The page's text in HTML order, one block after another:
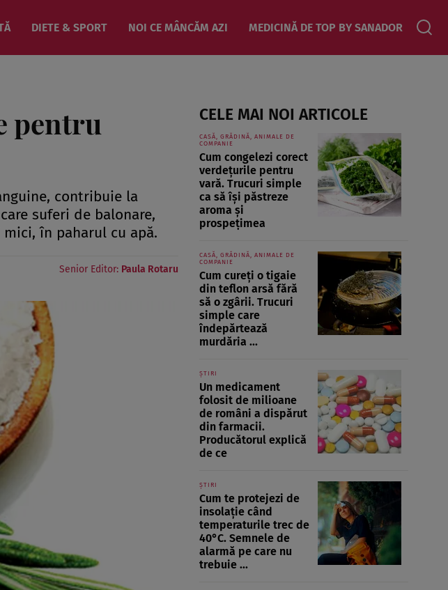
DIETE & SPORT NOI CE MÂNCĂM AZI MEDICINĂ DE TOP BY SANADOR
pentru
contribuie la
suferi de balonare,
în paharul cu apă.
Senior Editor: Paula Rotaru
CELE MAI NOI ARTICOLE
CASĂ, GRĂDINĂ, ANIMALE DE
COMPANIE
Cum congelezi corect
verdețurile pentru
vară. Trucuri simple
ca să își păstreze
aroma și
prospețimea
CASĂ, GRĂDINĂ, ANIMALE DE
COMPANIE
Cum cureți o tigaie
din teflon arsă fără
să o zgârii. Trucuri
simple care
îndepărtează
murdăria ...
ȘTIRI
Un medicament
folosit de milioane
de români a dispărut
din farmacii.
Producătorul explică
de ce
ȘTIRI
Cum te protejezi de
insolație când
temperaturile trec de
40°C. Semnele de
alarmă pe care nu
trebuie ...